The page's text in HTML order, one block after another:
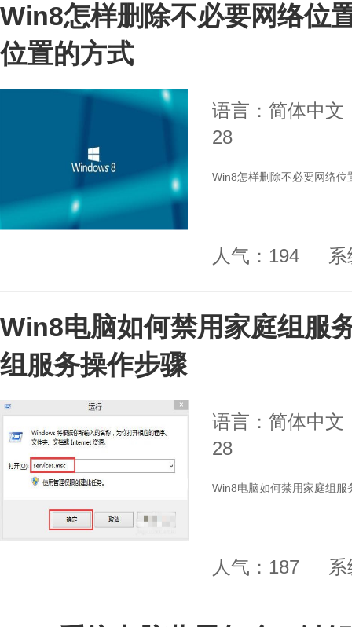
Win8怎样删除不必要网络位
位置的方式
语言：简体中文
28
Win8怎样删除不必要网络
人气：194
Win8电脑如何禁用家庭组服
组服务操作步骤
语言：简体中文
28
Win8电脑如何禁用家庭组
人气：187